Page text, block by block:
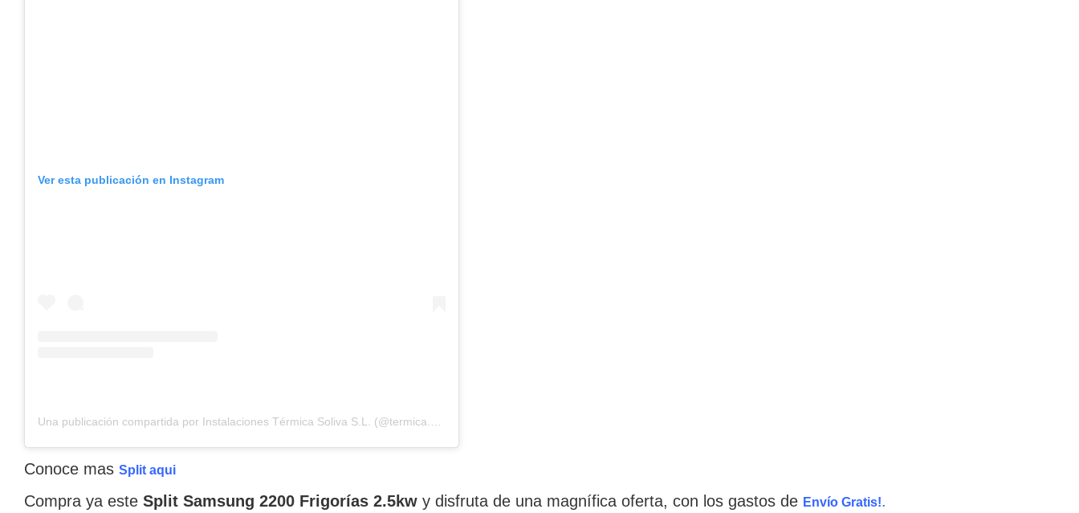
Ver esta publicación en Instagram
Una publicación compartida por Instalaciones Térmica Soliva S.L. (@termica.soliva)
Conoce mas Split aqui
Compra ya este Split Samsung 2200 Frigorías 2.5kw y disfruta de una magnífica oferta, con los gastos de Envío Gratis!.